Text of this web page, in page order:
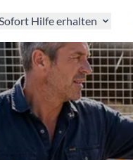
Hilfe erhalten